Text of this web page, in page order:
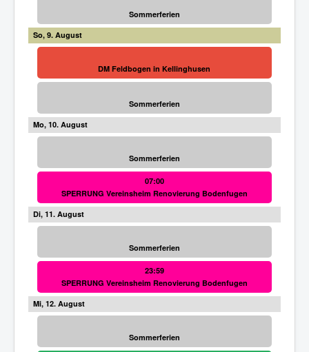
Sommerferien
9
DM Feldbogen in Kellinghusen
Sommerferien
10
Sommerferien
07:00
SPERRUNG Vereinsheim Renovierung Bodenfugen
11
Sommerferien
23:59
SPERRUNG Vereinsheim Renovierung Bodenfugen
12
Sommerferien